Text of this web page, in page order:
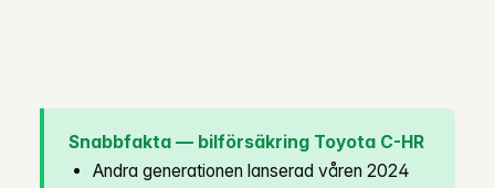
Snabbfakta — bilförsäkring Toyota C-HR
Andra generationen lanserad våren 2024